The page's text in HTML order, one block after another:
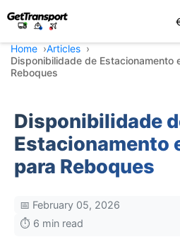
Home
Articles
Disponibilidade de Estacionamento
Reboques
Disponibilidade
Estacionamento
para Reboques
📅 February 05, 2026
⏱️ 6 min read